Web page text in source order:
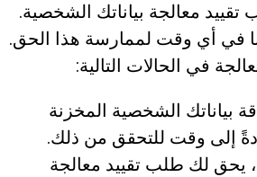
معالجة بياناتك الشخصية.
في أي وقت لممارسة هذا الحق.
في الحالات التالية:
بياناتك الشخصية المخزنة
عادةً إلى وقت للتحقق من ذلك.
يحق لك طلب تقييد معالجة